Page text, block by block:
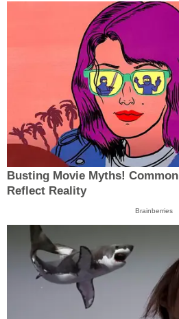
Busting Movie Myths!
Reflect Reality
Brainberries